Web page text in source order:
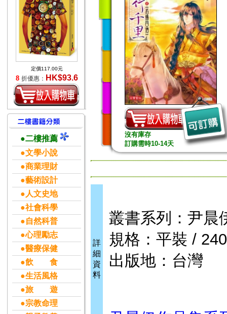
定價117.00元
8 折優惠： HK$93.6
●二樓推薦
●文學小說
●商業理財
●藝術設計
●人文史地
●社會科學
●自然科普
●心理勵志
●醫療保健
●飲 食
●生活風格
●旅 遊
●宗教命理
沒有庫存
訂購需時10-14天
詳
細
資
料
叢書系列：尹晨
規格：平裝 /
出版地：台灣